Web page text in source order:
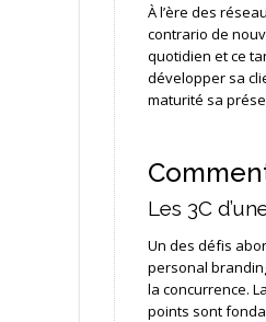
À l’ère des
contrario de
quotidien et ce
développer sa
maturité sa
Les 3C
Un des défis
personal
la concurrence.
points sont